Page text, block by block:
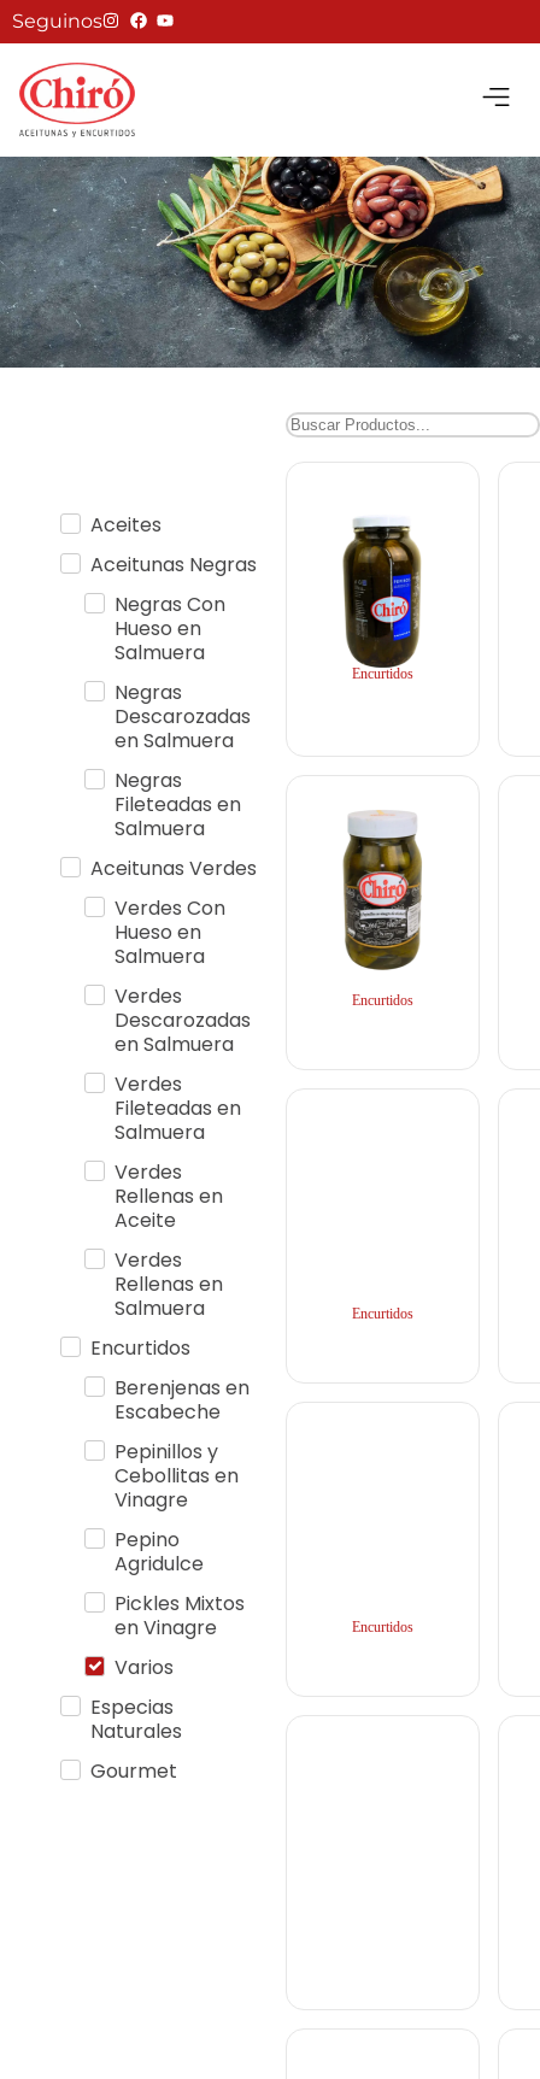
Seguinos
Aceites
Aceitunas Negras
Negras Con
Hueso en
Salmuera
Negras
Descarozadas
en Salmuera
Negras
Fileteadas en
Salmuera
Aceitunas Verdes
Verdes Con
Hueso en
Salmuera
Verdes
Descarozadas
en Salmuera
Verdes
Fileteadas en
Salmuera
Verdes
Rellenas en
Aceite
Verdes
Rellenas en
Salmuera
Encurtidos
Berenjenas en
Escabeche
Pepinillos y
Cebollitas en
Vinagre
Pepino
Agridulce
Pickles Mixtos
en Vinagre
Varios
Especias
Naturales
Gourmet
Encurtidos
Encurtidos
Encurtidos
Encurtidos